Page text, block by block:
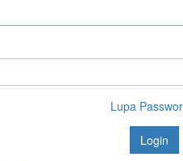
Lupa
Login